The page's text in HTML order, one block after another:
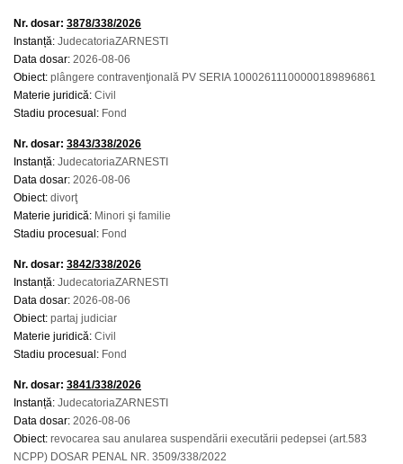
Nr. dosar: 3878/338/2026
Instanță: JudecatoriaZARNESTI
Data dosar: 2026-08-06
Obiect: plângere contravenţională PV SERIA 10002611100000189896861
Materie juridică: Civil
Stadiu procesual: Fond
Nr. dosar: 3843/338/2026
Instanță: JudecatoriaZARNESTI
Data dosar: 2026-08-06
Obiect: divorţ
Materie juridică: Minori şi familie
Stadiu procesual: Fond
Nr. dosar: 3842/338/2026
Instanță: JudecatoriaZARNESTI
Data dosar: 2026-08-06
Obiect: partaj judiciar
Materie juridică: Civil
Stadiu procesual: Fond
Nr. dosar: 3841/338/2026
Instanță: JudecatoriaZARNESTI
Data dosar: 2026-08-06
Obiect: revocarea sau anularea suspendării executării pedepsei (art.583
NCPP) DOSAR PENAL NR. 3509/338/2022